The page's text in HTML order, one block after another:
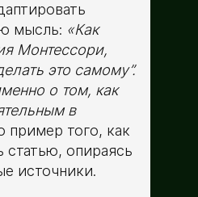
мысль: «Как
Монтессори,
это самому”.
о том, как
в
пример того, как
статью, опираясь
источники.